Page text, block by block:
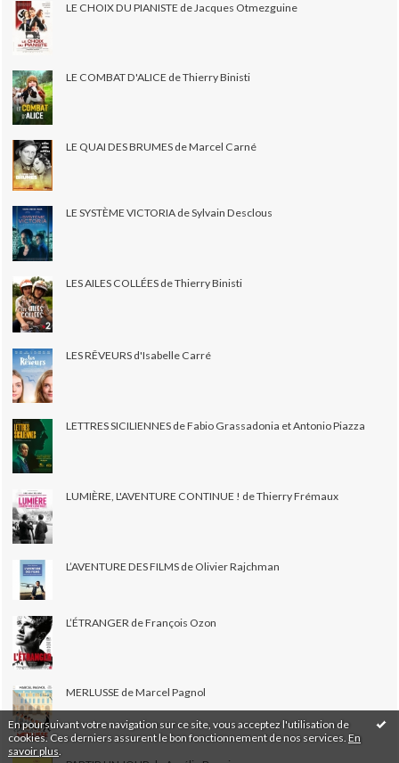
En poursuivant votre navigation sur ce site, vous acceptez l'utilisation de
cookies. Ces derniers assurent le bon fonctionnement de nos services. En
savoir plus
LE CHOIX DU PIANISTE de Jacques Otmezguine
LE COMBAT D'ALICE de Thierry Binisti
LE QUAI DES BRUMES de Marcel Carné
LE SYSTÈME VICTORIA de Sylvain Desclous
LES AILES COLLÉES de Thierry Binisti
LES RÊVEURS d'Isabelle Carré
LETTRES SICILIENNES de Fabio Grassadonia et Antonio Piazza
LUMIÈRE, L'AVENTURE CONTINUE ! de Thierry Frémaux
L’AVENTURE DES FILMS de Olivier Rajchman
L’ÉTRANGER de François Ozon
MERLUSSE de Marcel Pagnol